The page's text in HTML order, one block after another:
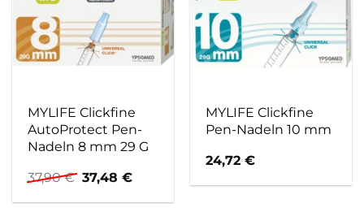
MYLIFE Clickfine
AutoProtect Pen-
Nadeln 8 mm 29 G
37,90€ Ursprünglicher
Preis
war:
37,48€Aktueller
ist:
MYLIFE Clickfine
Pen-Nadeln 10 mm
24,72€